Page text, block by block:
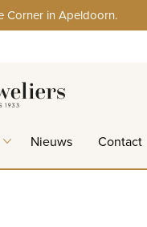
Corner in Apeldoorn.
Nieuws Contact